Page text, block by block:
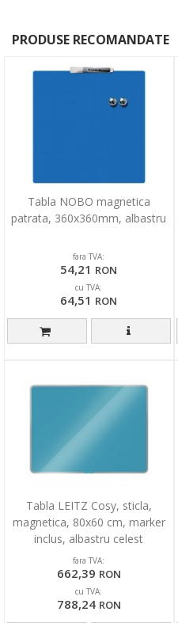
PRODUSE RECOMANDATE
Tabla NOBO magnetica
patrata, 360x360mm, albastru
fara TVA:
54,21 RON
cu TVA:
64,51 RON
Tabla LEITZ Cosy, sticla,
magnetica, 80x60 cm, marker
inclus, albastru celest
fara TVA:
662,39 RON
cu TVA:
788,24 RON